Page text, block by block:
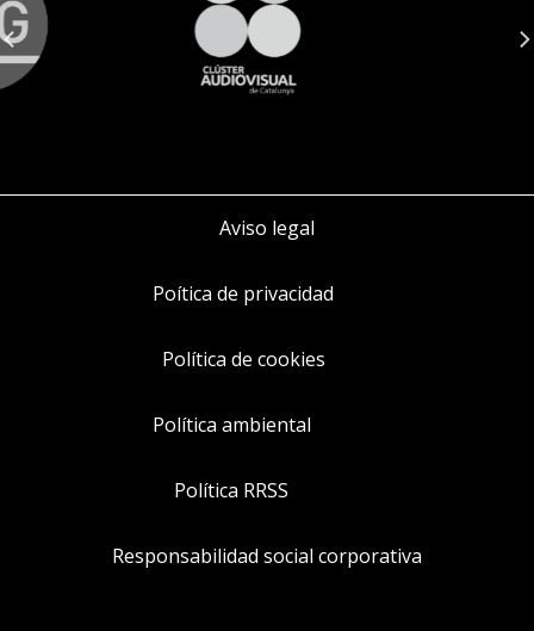
Aviso legal
Poítica de privacidad
Política de cookies
Política ambiental
Política RRSS
Responsabilidad social corporativa